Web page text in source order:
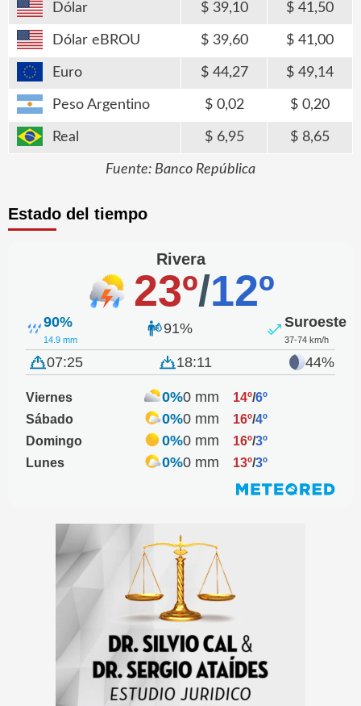
Dólar 39,10 41,50
Dólar eBROU 39,60 41,00
Euro 44,27 49,14
Peso Argentino 0,02 0,20
Real 6,95 8,65
Fuente: Banco República
Estado del tiempo
Rivera
23º/12º
90%
14.9 mm
91% Suroeste
37-74 km/h
07:25 18:11 44%
Viernes 0%0 mm 14º/6º
Sábado
0%0 mm 16º/4º
Domingo
0%0 mm 16º/3º
Lunes
0%0 mm 13º/3º